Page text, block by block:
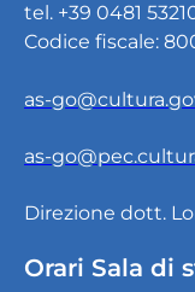
tel. +39 0481
Codice fiscale:
as-
as-
Direzione dott.
Orari Sala di